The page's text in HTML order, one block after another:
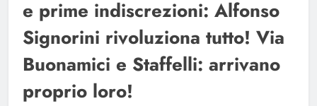
e prime indiscrezioni: Alfonso
Signorini rivoluziona tutto! Via
Buonamici e Staffelli: arrivano
proprio loro!